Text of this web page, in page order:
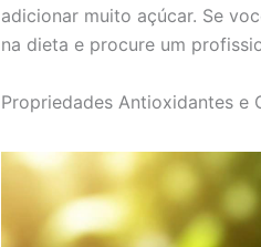
adicionar muito açúcar. Se
na dieta e procure um
Propriedades Antioxidantes e